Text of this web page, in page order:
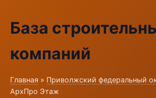
База
компаний
Главная » Приволжский федеральный
АрхПро Этаж